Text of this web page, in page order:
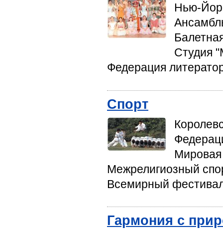
Нью-
Студия
Федерация
Спорт
Межрелигиозный
Всемирный
Гармония с